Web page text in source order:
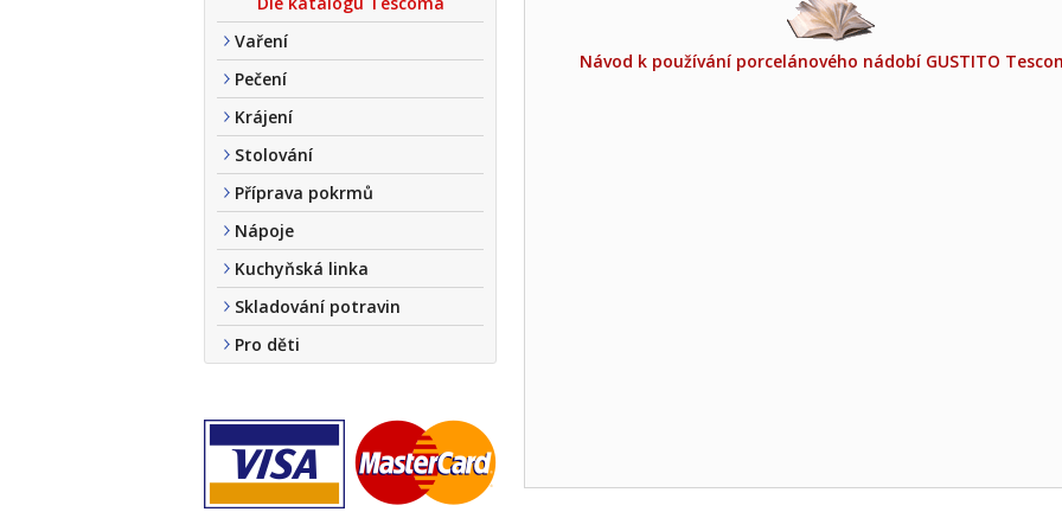
Vaření
Pečení
Krájení
Stolování
Příprava pokrmů
Nápoje
Kuchyňská linka
Skladování potravin
Pro děti
Návod k používání porcelánového nádobí GUSTITO